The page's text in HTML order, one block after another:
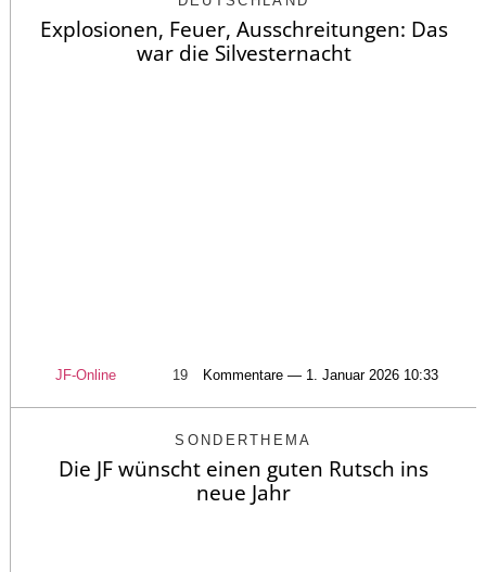
Explosionen, Feuer, Ausschreitungen: Das
war die Silvesternacht
JF-Online 19 Kommentare — 1. Januar 2026 10:33
SONDERTHEMA
Die JF wünscht einen guten Rutsch ins
neue Jahr